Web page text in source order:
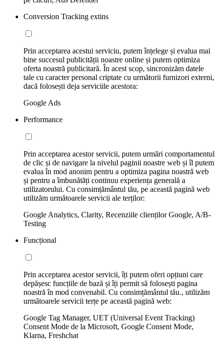
Conversion Tracking extins
Prin acceptarea acestui serviciu, putem înțelege și evalua mai
bine succesul publicității noastre online și putem optimiza
oferta noastră publicitară. În acest scop, sincronizăm datele
tale cu caracter personal criptate cu următorii furnizori externi,
dacă folosești deja serviciile acestora:
Google Ads
Performance
Prin acceptarea acestor servicii, putem urmări comportamentul
de clic și de navigare la nivelul paginii noastre web și îl putem
evalua în mod anonim pentru a optimiza pagina noastră web
și pentru a îmbunătăți continuu experiența generală a
utilizatorului. Cu consimțământul tău, pe această pagină web
utilizăm următoarele servicii ale terților:
Google Analytics, Clarity, Recenziile clienților Google, A/B-
Testing
Funcțional
Prin acceptarea acestor servicii, îți putem oferi opțiuni care
depășesc funcțiile de bază și îți permit să folosești pagina
noastră în mod convenabil. Cu consimțământul tău., utilizăm
următoarele servicii terțe pe această pagină web:
Google Tag Manager, UET (Universal Event Tracking)
Consent Mode de la Microsoft, Google Consent Mode,
Klarna, Freshchat